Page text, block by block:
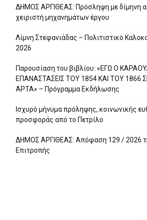
ΔΗΜΟΣ ΑΡΓΙΘΕΑΣ: Πρόσληψη με δίμηνη
χειριστή μηχανημάτων έργου
Λίμνη Στεφανιάδας – Πολιτιστικό
2026
Παρουσίαση του βιβλίου: «ΕΓΩ Ο
ΕΠΑΝΑΣΤΑΣΕΙΣ ΤΟΥ 1854 ΚΑΙ ΤΟΥ 1866
ΑΡΤΑ» – Πρόγραμμα Εκδήλωσης
Ισχυρό μήνυμα πρόληψης, κοινωνικής
προσφοράς από το Πετρίλο
ΔΗΜΟΣ ΑΡΓΙΘΕΑΣ: Απόφαση 129 / 2026
Επιτροπής